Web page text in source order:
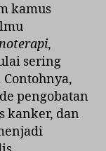
kamus
,
sering
pengobatan
kanker, dan